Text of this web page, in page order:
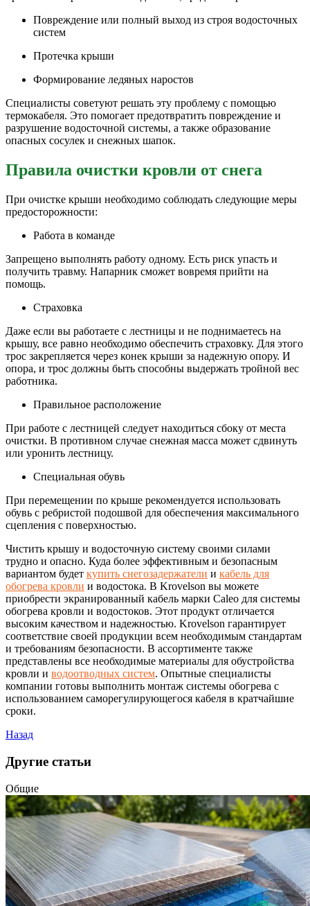
Повреждение или полный выход из строя водосточных
систем
Протечка крыши
Формирование ледяных наростов
Специалисты советуют решать эту проблему с помощью
термокабеля. Это помогает предотвратить повреждение и
разрушение водосточной системы, а также образование
опасных сосулек и снежных шапок.
Правила очистки кровли от снега
При очистке крыши необходимо соблюдать следующие меры
предосторожности:
Работа в команде
Запрещено выполнять работу одному. Есть риск упасть и
получить травму. Напарник сможет вовремя прийти на
помощь.
Страховка
Даже если вы работаете с лестницы и не поднимаетесь на
крышу, все равно необходимо обеспечить страховку. Для этого
трос закрепляется через конек крыши за надежную опору. И
опора, и трос должны быть способны выдержать тройной вес
работника.
Правильное расположение
При работе с лестницей следует находиться сбоку от места
очистки. В противном случае снежная масса может сдвинуть
или уронить лестницу.
Специальная обувь
При перемещении по крыше рекомендуется использовать
обувь с ребристой подошвой для обеспечения максимального
сцепления с поверхностью.
Чистить крышу и водосточную систему своими силами
трудно и опасно. Куда более эффективным и безопасным
вариантом будет купить снегозадержатели и кабель для
обогрева кровли и водостока. В Krovelson вы можете
приобрести экранированный кабель марки Caleo для системы
обогрева кровли и водостоков. Этот продукт отличается
высоким качеством и надежностью. Krovelson гарантирует
соответствие своей продукции всем необходимым стандартам
и требованиям безопасности. В ассортименте также
представлены все необходимые материалы для обустройства
кровли и водоотводных систем. Опытные специалисты
компании готовы выполнить монтаж системы обогрева с
использованием саморегулирующегося кабеля в кратчайшие
сроки.
Назад
Другие статьи
Общие